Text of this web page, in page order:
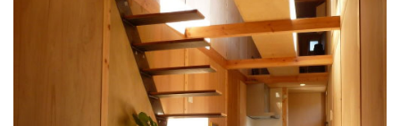
群馬
伊勢崎
宮崎
鹿児島県
鹿児島